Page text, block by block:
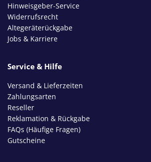
Hinweisgeber-Service
Widerrufsrecht
Altegeräterückgabe
Jobs & Karriere
Service & Hilfe
Versand & Lieferzeiten
Zahlungsarten
Reseller
Reklamation & Rückgabe
FAQs (Häufige Fragen)
Gutscheine